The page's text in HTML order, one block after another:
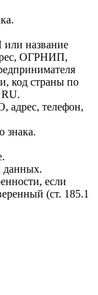
название
ОГРНИП,
код страны по
адрес, телефон,
знака.
данных.
если
(ст. 185.1